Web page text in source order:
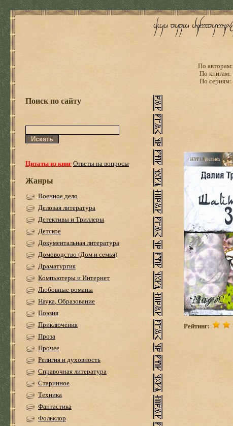
По авторам:
По книгам:
По сериям:
Поиск по сайту
Цитаты из книгОтветы на вопросы
Жанры
Военное дело
Деловая литература
Детективы и Триллеры
Детское
Документальная литература
Домоводство (Дом и семья)
Драматургия
Компьютеры и Интернет
Любовные романы
Наука, Образование
Поэзия
Приключения
Проза
Прочее
Религия и духовность
Справочная литература
Старинное
Техника
Фантастика
Фольклор
Рейтинг: